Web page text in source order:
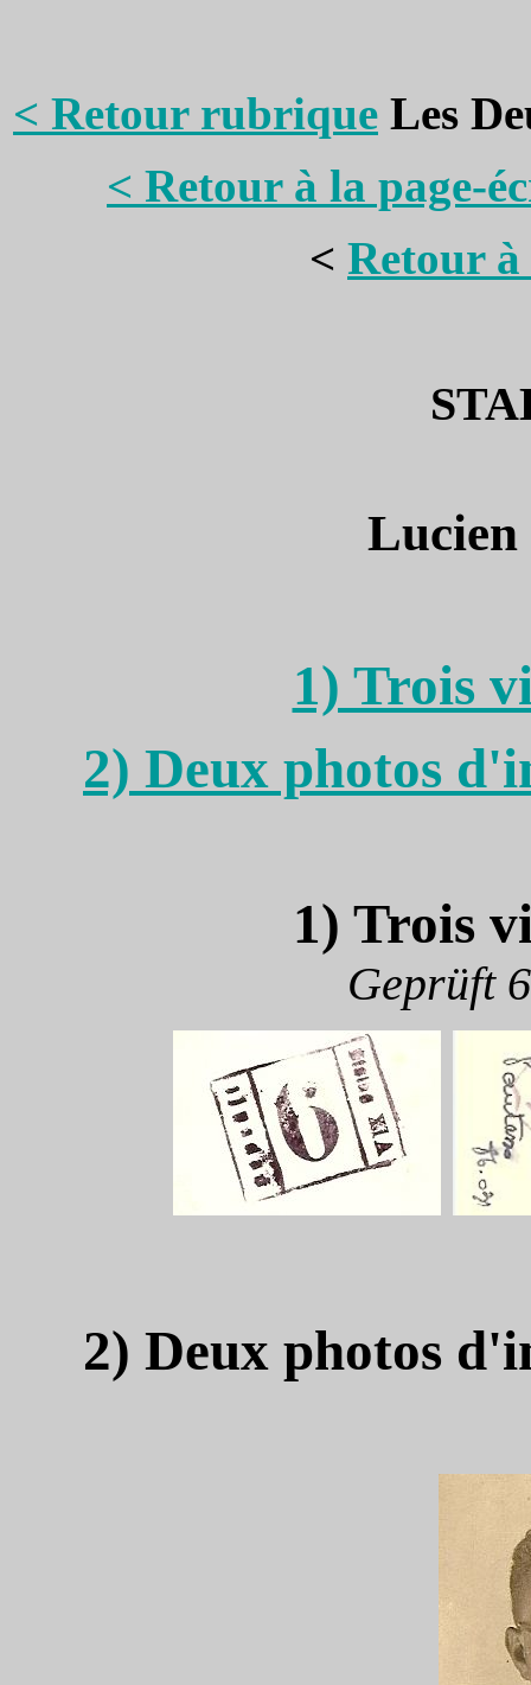
< Retour rubrique Les
< Retour à la page-
< Retour
Lucien
1) Trois
2) Deux photos
1) Trois
Geprüft
2) Deux photos